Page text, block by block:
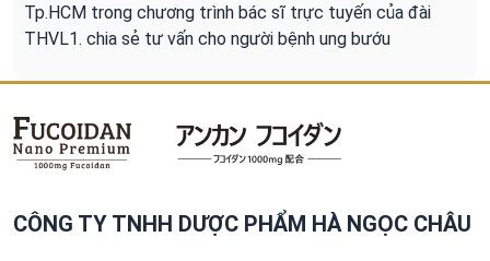
Tp.HCM trong chương trình bác sĩ trực tuyến của đài
THVL1. chia sẻ tư vấn cho người bệnh ung bướu
CÔNG TY TNHH DƯỢC PHẨM HÀ NGỌC CHÂU